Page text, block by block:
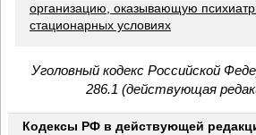
организацию, оказывающую
стационарных условиях
Уголовный кодекс Российской
286.1 (действующая
Кодексы РФ в действующей